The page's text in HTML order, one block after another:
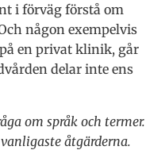
i förväg förstå om
någon exempelvis
en privat klinik, går
delar inte ens
om språk och termer.
åtgärderna.